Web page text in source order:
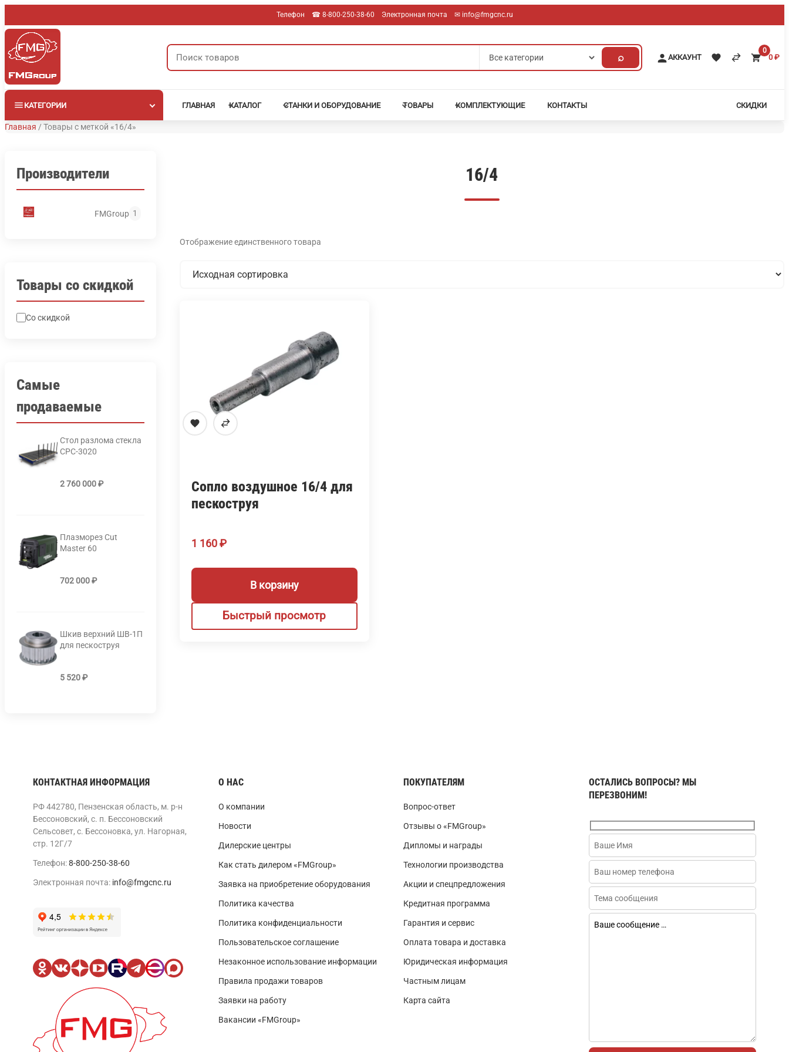
к
содержимому
Телефон ☎︎ 8-800-250-38-60 Электронная почта ✉︎ info@fmgcnc.ru
Поиск
товаров
⌕ АККАУНТ
0
0 ₽
КАТЕГОРИИ ГЛАВНАЯ КАТАЛОГ СТАНКИ И ОБОРУДОВАНИЕ ТОВАРЫ КОМПЛЕКТУЮЩИЕ КОНТАКТЫ СКИДКИ
Главная /Товары с меткой «16/4»
Производители
FMGroup 1
Товары со скидкой
Со скидкой
Самые
продаваемые
Стол разлома стекла
СРС-3020
2 760 000₽
Плазморез Cut
Master 60
702 000₽
Шкив верхний ШВ-1П
для пескоструя
5 520₽
16/4
Отображение единственного товара
Сопло воздушное 16/4 для
пескоструя
1 160₽
В корзину
Быстрый просмотр
КОНТАКТНАЯ ИНФОРМАЦИЯ
РФ 442780, Пензенская область, м. р-н
Бессоновский, с. п. Бессоновский
Сельсовет, с. Бессоновка, ул. Нагорная,
стр. 12Г/7
Телефон:8-800-250-38-60
Электронная почта: info@fmgcnc.ru
О НАС
О компании
Новости
Дилерские центры
Как стать дилером «FMGroup»
Заявка на приобретение оборудования
Политика качества
Политика конфиденциальности
Пользовательское соглашение
Незаконное использование информации
Правила продажи товаров
Заявки на работу
Вакансии «FMGroup»
ПОКУПАТЕЛЯМ
Вопрос-ответ
Отзывы о «FMGroup»
Дипломы и награды
Технологии производства
Акции и спецпредложения
Кредитная программа
Гарантия и сервис
Оплата товара и доставка
Юридическая информация
Частным лицам
Карта сайта
ОСТАЛИСЬ ВОПРОСЫ? МЫ
ПЕРЕЗВОНИМ!